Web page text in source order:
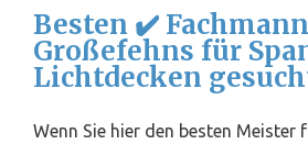
Besten ✔️ Fachmann
Großefehns für
Lichtdecken
Wenn Sie hier den besten Meister